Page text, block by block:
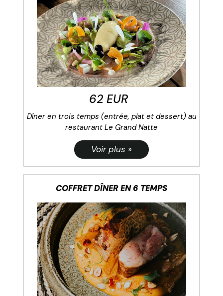
62 EUR
Dîner en trois temps (entrée, plat et dessert) au
restaurant Le Grand Natte
COFFRET DÎNER EN 6 TEMPS